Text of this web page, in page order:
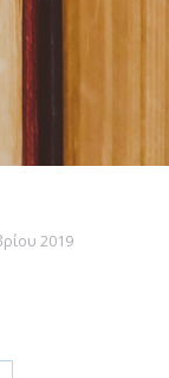
2019